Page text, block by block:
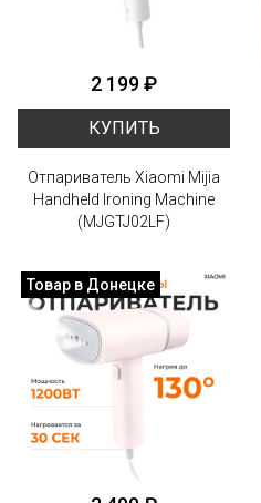
2 199 ₽
КУПИТЬ
Отпариватель Xiaomi Mijia
Handheld Ironing Machine
(MJGTJ02LF)
Товар в Донецке